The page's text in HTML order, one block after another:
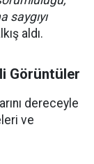
saygıyı
aldı.
Görüntüler
dereceyle
ve